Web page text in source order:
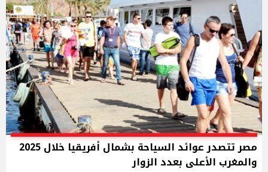
مصر تتصدر عوائد السياحة بشمال أفريقيا خلال 2025
والمغرب الأعلى بعدد الزوار